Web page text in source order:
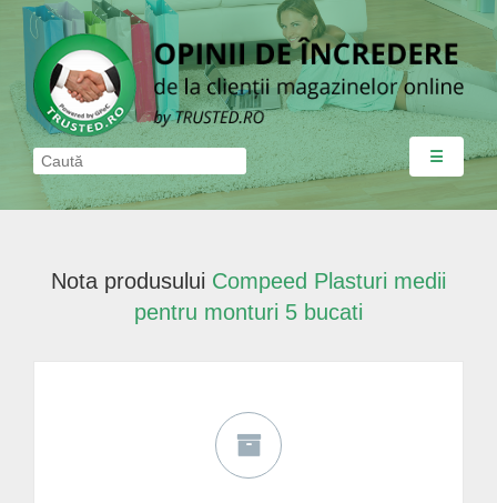
☰
Nota produsului Compeed Plasturi medii
pentru monturi 5 bucati